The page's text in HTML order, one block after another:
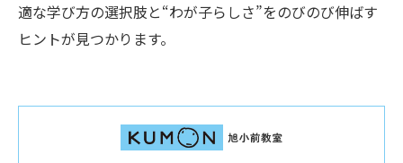
適な学び方の選択肢と“わが子らしさ”をのびのび伸ばす
ヒントが見つかります。